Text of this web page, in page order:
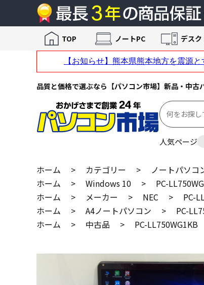
品質と価格で選ぶなら【パソコン市場】新品・中古
人気ページ
TOP ノートPC デスク
ホーム > カテゴリー > ノートパソコ
ホーム
> Windows 10 >
PC-
ホーム
> メーカー > NEC >
PC-
ホーム
> A4ノートパソコン >
PC-
ホーム
> 中古品 > PC-LL750WG1KB